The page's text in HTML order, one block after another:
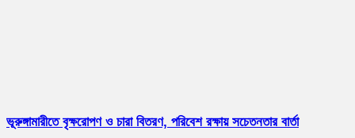
ভূরুঙ্গামারীতে বৃক্ষরোপণ ও চারা বিতরণ, পরিবেশ রক্ষায় সচেতনতার বার্তা